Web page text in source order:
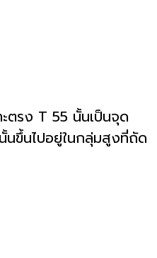
ตรง T 55 นั้นเป็นจุด
นขึ้นไปอยู่ในกลุ่มสูงที่ถัด